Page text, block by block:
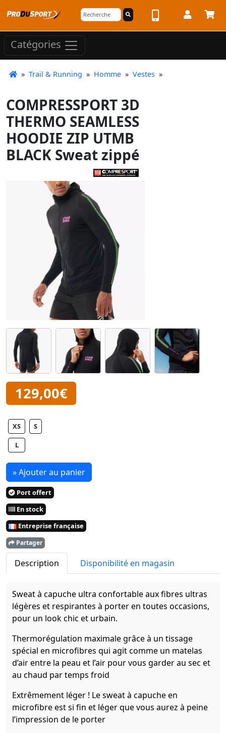
Catégories
» Trail & Running » Homme » Vestes »
COMPRESSPORT 3D
THERMO SEAMLESS
HOODIE ZIP UTMB
BLACK Sweat zippé
129,00€
XS S
L
» Ajouter au panier
Port offert
En stock
Entreprise française
Partager
Description Disponibilité en magasin
Sweat à capuche ultra confortable aux fibres ultras
légères et respirantes à porter en toutes occasions,
pour un look chic et urbain.
Thermorégulation maximale grâce à un tissage
spécial en microfibres qui agit comme un matelas
d’air entre la peau et l’air pour vous garder au sec et
au chaud par temps froid
Extrêmement léger ! Le sweat à capuche en
microfibre est si fin et léger que vous aurez à peine
l’impression de le porter